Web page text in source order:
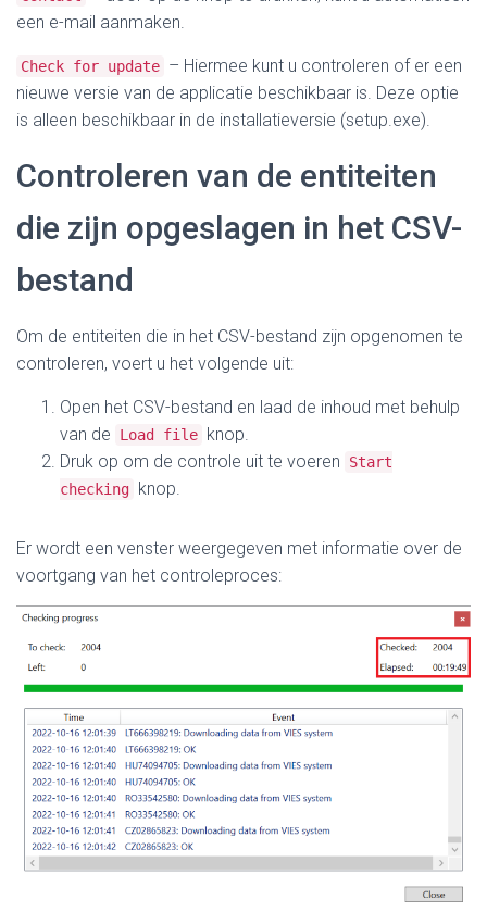
een e-mail aanmaken.
Check for update – Hiermee kunt u controleren of er een
nieuwe versie van de applicatie beschikbaar is. Deze optie
is alleen beschikbaar in de installatieversie (setup.exe).
Controleren van de entiteiten
die zijn opgeslagen in het CSV-
bestand
Om de entiteiten die in het CSV-bestand zijn opgenomen te
controleren, voert u het volgende uit:
Open het CSV-bestand en laad de inhoud met behulp
van de
Load file
knop.
Druk op om de controle uit te voeren
Start
checking
knop.
Er wordt een venster weergegeven met informatie over de
voortgang van het controleproces: